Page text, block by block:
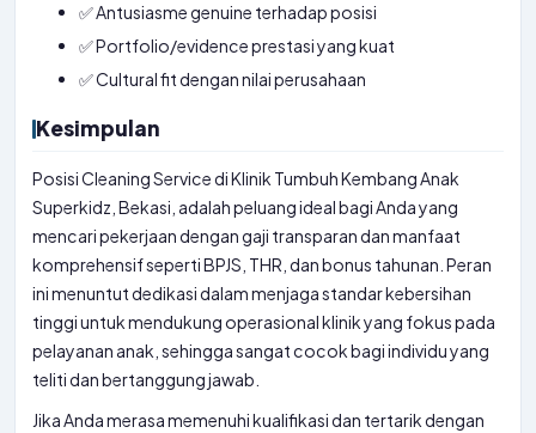
✅ Antusiasme genuine terhadap posisi
✅ Portfolio/evidence prestasi yang kuat
✅ Cultural fit dengan nilai perusahaan
Kesimpulan
Posisi Cleaning Service di Klinik Tumbuh Kembang Anak
Superkidz, Bekasi, adalah peluang ideal bagi Anda yang
mencari pekerjaan dengan gaji transparan dan manfaat
komprehensif seperti BPJS, THR, dan bonus tahunan. Peran
ini menuntut dedikasi dalam menjaga standar kebersihan
tinggi untuk mendukung operasional klinik yang fokus pada
pelayanan anak, sehingga sangat cocok bagi individu yang
teliti dan bertanggung jawab.
Jika Anda merasa memenuhi kualifikasi dan tertarik dengan